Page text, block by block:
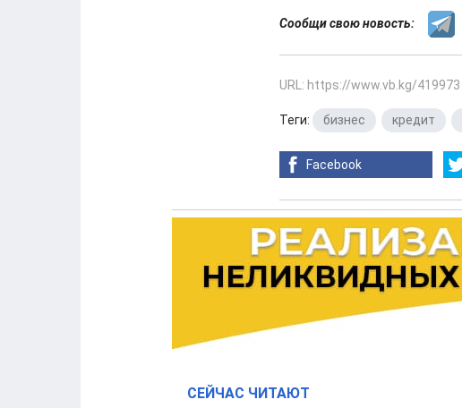
Сообщи свою новость:
URL: https://www.vb.kg/419973
Теги: бизнес кредит
Facebook
СЕЙЧАС ЧИТАЮТ